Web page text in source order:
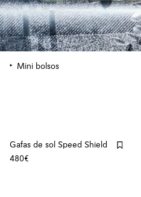
Mini bolsos
Gafas de sol Speed Shield
480€